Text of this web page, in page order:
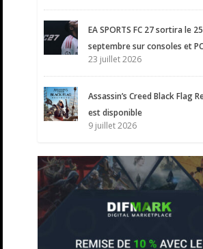
EA SPORTS FC 27 sortira le 25
septembre sur consoles et PC
23 juillet 2026
Assassin’s Creed Black Flag
est disponible
9 juillet 2026